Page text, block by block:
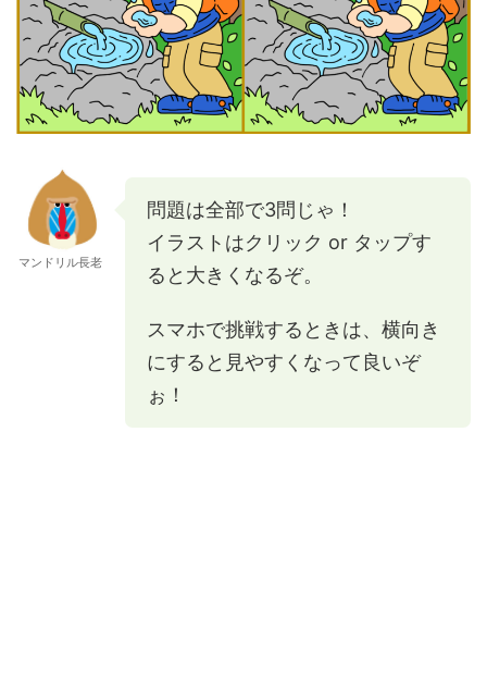
マンドリル長老
問題は全部で3問じゃ！
イラストはクリック or タップす
ると大きくなるぞ。
スマホで挑戦するときは、横向き
にすると見やすくなって良いぞ
ぉ！